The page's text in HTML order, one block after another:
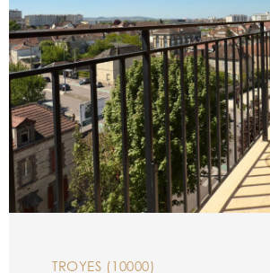
bien une pure merveille rare à
Cet appartement est idéal
location puisqu’il est possible
chambres très facilement. Vous
qu’à poser vos meubles. Une
TROYES (10000)
VOIR LE BIEN